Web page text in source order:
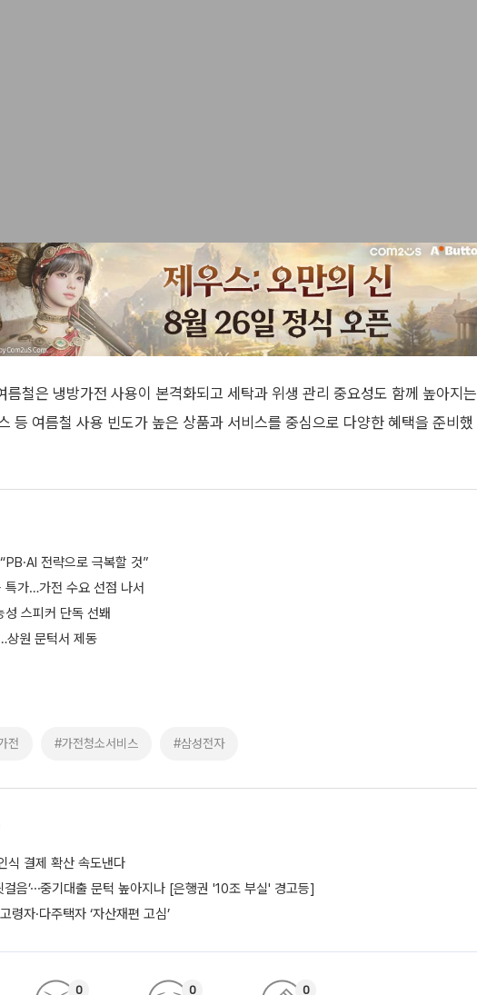
철은 냉방가전 사용이 본격화되고 세탁과 위생 관리 중요성도 함께 높아지는
등 여름철 사용 빈도가 높은 상품과 서비스를 중심으로 다양한 혜택을 준비했
전략으로 극복할 것”
특가…가전 수요 선점 나서
스피커 단독 선봬
상원 문턱서 제동
전 #가전청소서비스 #삼성전자
식 결제 확산 속도낸다
음’⋯중기대출 문턱 높아지나 [은행권 '10조 부실' 경고등]
자·다주택자 ‘자산재편 고심’
0 0 0